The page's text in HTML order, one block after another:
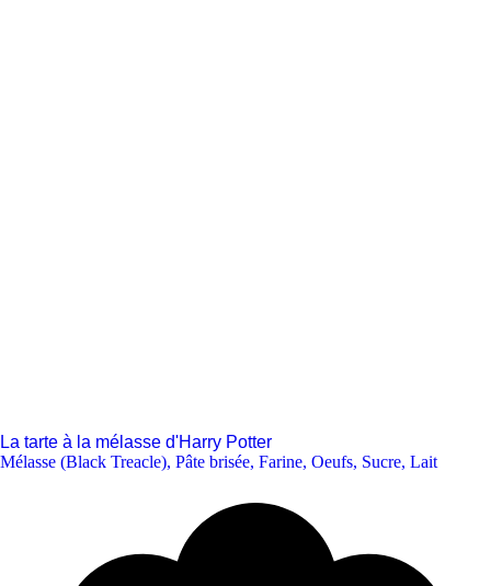
La tarte à la mélasse d'Harry Potter
Mélasse (Black Treacle), Pâte brisée, Farine, Oeufs, Sucre, Lait